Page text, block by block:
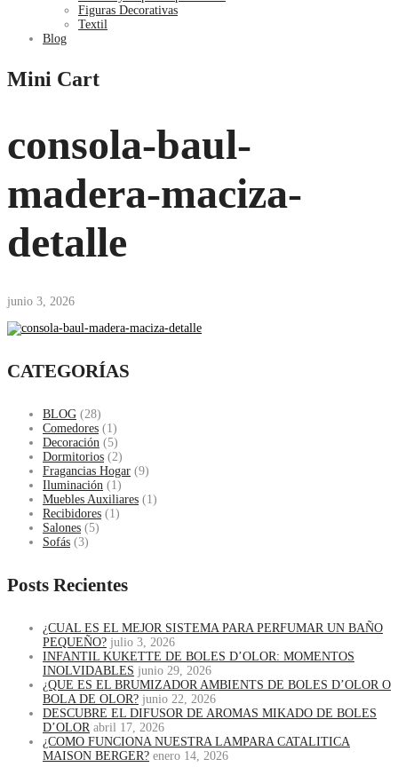
Figuras Decorativas
Textil
Blog
Mini Cart
consola-baul-
madera-maciza-
detalle
junio 3, 2026
CATEGORÍAS
BLOG (28)
Comedores (1)
Decoración (5)
Dormitorios (2)
Fragancias Hogar (9)
Iluminación (1)
Muebles Auxiliares (1)
Recibidores (1)
Salones (5)
Sofás (3)
Posts Recientes
¿CUAL ES EL MEJOR SISTEMA PARA PERFUMAR UN BAÑO
PEQUEÑO? julio 3, 2026
INFANTIL KUKETTE DE BOLES D’OLOR: MOMENTOS
INOLVIDABLES junio 29, 2026
¿QUE ES EL BRUMIZADOR AMBIENTS DE BOLES D’OLOR O
BOLA DE OLOR? junio 22, 2026
DESCUBRE EL DIFUSOR DE AROMAS MIKADO DE BOLES
D’OLOR abril 17, 2026
¿COMO FUNCIONA NUESTRA LAMPARA CATALITICA
MAISON BERGER? enero 14, 2026